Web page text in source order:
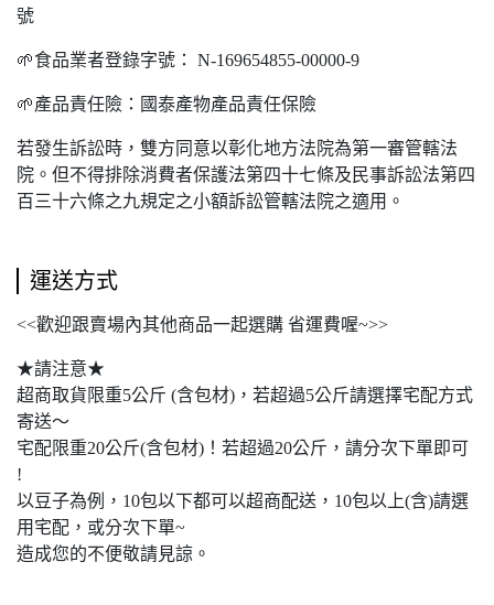
號
🌱食品業者登錄字號： N-169654855-00000-9
🌱產品責任險：國泰產物產品責任保險
若發生訴訟時，雙方同意以彰化地方法院為第一審管轄法
院。但不得排除消費者保護法第四十七條及民事訴訟法第四
百三十六條之九規定之小額訴訟管轄法院之適用。
運送方式
<<歡迎跟賣場內其他商品一起選購 省運費喔~>>
★請注意★
超商取貨限重5公斤 (含包材)，若超過5公斤請選擇宅配方式
寄送～
宅配限重20公斤(含包材)！若超過20公斤，請分次下單即可
!
以豆子為例，10包以下都可以超商配送，10包以上(含)請選
用宅配，或分次下單~
造成您的不便敬請見諒。